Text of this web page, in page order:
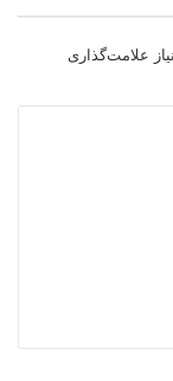
علامت‌گذاری